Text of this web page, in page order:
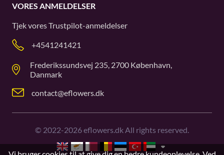
VORES ANMELDELSER
Tjek voresTrustpilot-anmeldelser
+4541241421
Frederikssundsvej 235, 2700 København,
Danmark
contact@eflowers.dk
© 2022-2026eflowers.dk All rights reserved.